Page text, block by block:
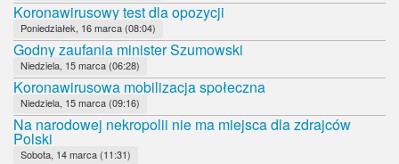
Koronawirusowy test dla opozycji
Poniedziałek, 16 marca (08:04)
Godny zaufania minister Szumowski
Niedziela, 15 marca (06:28)
Koronawirusowa mobilizacja społeczna
Niedziela, 15 marca (09:16)
Na narodowej nekropolii nie ma miejsca dla zdrajców
Polski
Sobota, 14 marca (11:31)